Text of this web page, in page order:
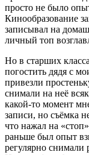
просто не было
Кинообразование
записывал на
личный топ
Но в старших
погостить дядя с
привезли
снимали на неё
какой-то момент
записи, но съёмка
что нажал на
раньше был опыт
регулярно снимали